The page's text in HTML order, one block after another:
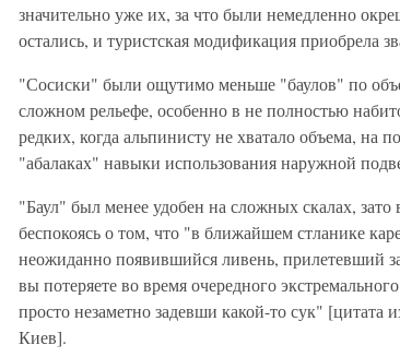
значительно уже их, за что были немедленно
остались, и туристская модификация приобрела
"Сосиски" были ощутимо меньше "баулов" по
сложном рельефе, особенно в не полностью
редких, когда альпинисту не хватало объема, на
"абалаках" навыки использования наружной
"Баул" был менее удобен на сложных скалах,
беспокоясь о том, что "в ближайшем стланике
неожиданно появившийся ливень, прилетевший
вы потеряете во время очередного
просто незаметно задевши какой-то сук" [цитата
Киев].